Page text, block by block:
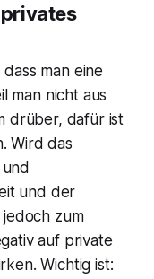
man eine
man nicht aus
drüber, dafür ist
Wird das
und der
jedoch zum
auf private
Wichtig ist: